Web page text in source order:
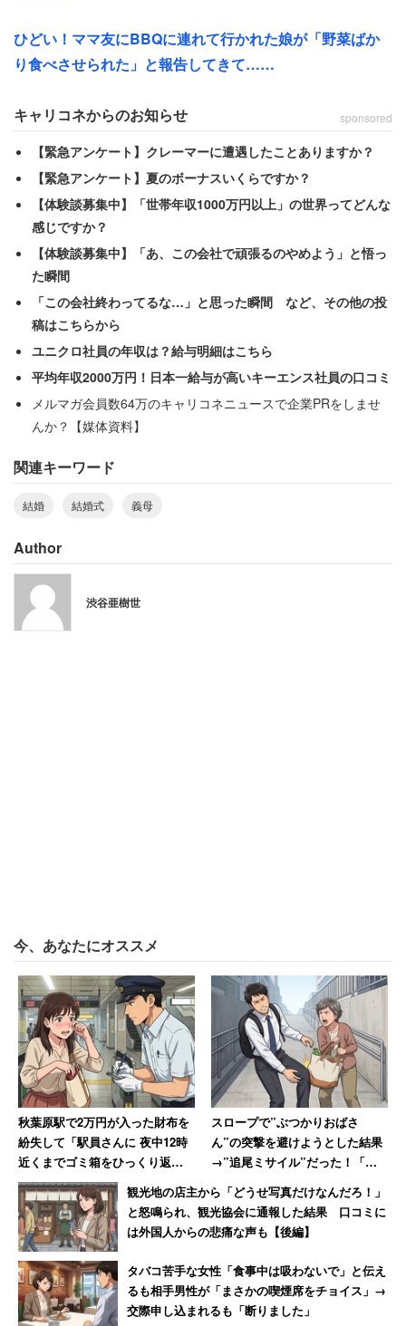
「じゃあ1円多く出しとけば…」
1円単位で計算するくらいなら、人数比に応じた公平な負
担を申し出たのだ。ここまでは筋の通ったやり取りだが、
この申し出に対する義母の返答は意外なものだった。
「そこまでしなくていいわ。1円だけで。多く負担してそ
のあと優位に立たれても困るもの」
純粋に人数分の負担を申し出ただけの実母に対し、「優位
に立つ・立たない」という謎の牽制球を投げてきた義母。
女性は当時の心境をこう振り返る。
「じゃあ1円多く出しとけば今後、お宅が優位に立てるの
では？ と言いたいのを我慢しました」
たった1円をめぐるやり取りに、それぞれのプライドと思
惑が透けて見える出来事である。
ひどい！ママ友にBBQに連れて行かれた娘が「野菜ばか
り食べさせられた」と報告してきて……
キャリコネからのお知らせ sponsored
【緊急アンケート】クレーマーに遭遇したことありますか？
【緊急アンケート】夏のボーナスいくらですか？
【体験談募集中】「世帯年収1000万円以上」の世界ってどんな
感じですか？
【体験談募集中】「あ、この会社で頑張るのやめよう」と悟っ
た瞬間
「この会社終わってるな…」と思った瞬間 など、その他の投
稿はこちらから
ユニクロ社員の年収は？給与明細はこちら
平均年収2000万円！日本一給与が高いキーエンス社員の口コミ
メルマガ会員数64万のキャリコネニュースで企業PRをしませ
んか？【媒体資料】
関連キーワード
結婚 結婚式 義母
Author
渋谷亜樹世
今、あなたにオススメ
秋葉原駅で2万円が入った財布を
紛失して「駅員さんに 夜中12時
近くまでゴミ箱をひっくり返し
てもらいました」 30年後も忘
れられない話
スロープで”ぶつかりおばさ
ん”の突撃を避けようとした結果
→”追尾ミサイル”だった！「ゴ
ツッ！とえげつない音がして激
痛」
観光地の店主から「どうせ写真だけなんだろ！」
と怒鳴られ、観光協会に通報した結果 口コミに
は外国人からの悲痛な声も【後編】
タバコ苦手な女性「食事中は吸わないで」と伝え
るも相手男性が「まさかの喫煙席をチョイス」→
交際申し込まれるも「断りました」